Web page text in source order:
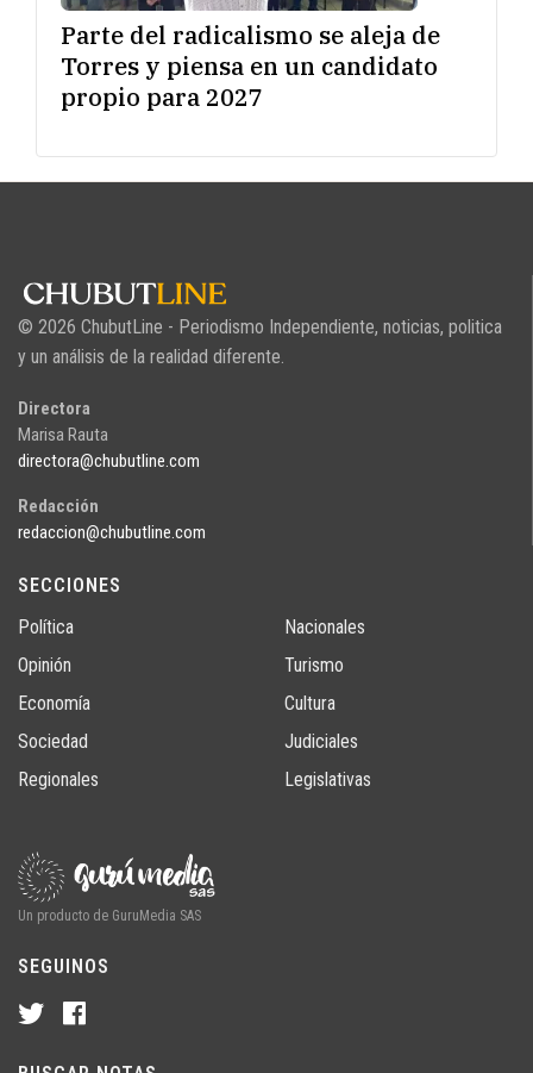
Parte del radicalismo se aleja de
Torres y piensa en un candidato
propio para 2027
© 2026 ChubutLine - Periodismo Independiente, noticias, politica
y un análisis de la realidad diferente.
Directora
Marisa Rauta
directora@chubutline.com
Redacción
redaccion@chubutline.com
SECCIONES
Política
Opinión
Economía
Sociedad
Regionales
Nacionales
Turismo
Cultura
Judiciales
Legislativas
Un producto de GuruMedia SAS
SEGUINOS